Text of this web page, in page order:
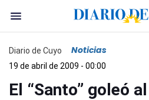
Diario de Cuyo Noticias
19 de abril de 2009 - 00:00
El “Santo” goleó